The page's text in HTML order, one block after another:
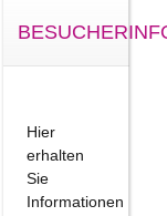
Hier
erhalten
Sie
Informationen